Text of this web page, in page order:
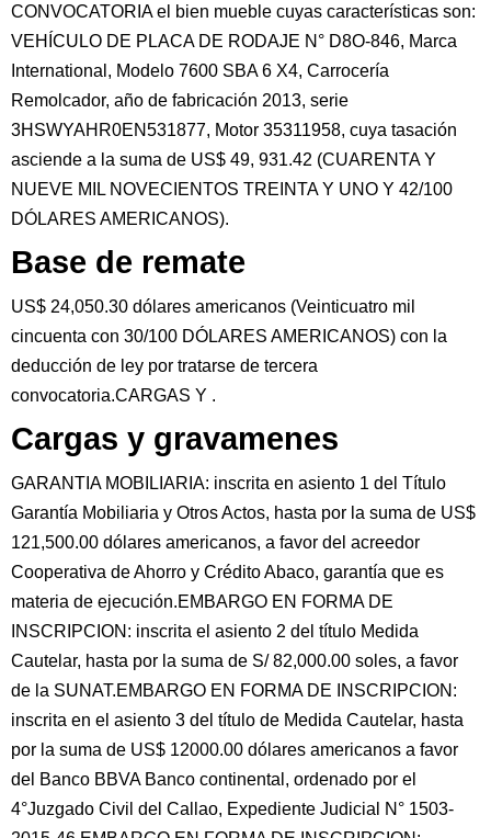
CONVOCATORIA el bien mueble cuyas características son:
VEHÍCULO DE PLACA DE RODAJE N° D8O-846, Marca
International, Modelo 7600 SBA 6 X4, Carrocería
Remolcador, año de fabricación 2013, serie
3HSWYAHR0EN531877, Motor 35311958, cuya tasación
asciende a la suma de US$ 49, 931.42 (CUARENTA Y
NUEVE MIL NOVECIENTOS TREINTA Y UNO Y 42/100
DÓLARES AMERICANOS).
Base de remate
US$ 24,050.30 dólares americanos (Veinticuatro mil
cincuenta con 30/100 DÓLARES AMERICANOS) con la
deducción de ley por tratarse de tercera
convocatoria.CARGAS Y .
Cargas y gravamenes
GARANTIA MOBILIARIA: inscrita en asiento 1 del Título
Garantía Mobiliaria y Otros Actos, hasta por la suma de US$
121,500.00 dólares americanos, a favor del acreedor
Cooperativa de Ahorro y Crédito Abaco, garantía que es
materia de ejecución.EMBARGO EN FORMA DE
INSCRIPCION: inscrita el asiento 2 del título Medida
Cautelar, hasta por la suma de S/ 82,000.00 soles, a favor
de la SUNAT.EMBARGO EN FORMA DE INSCRIPCION:
inscrita en el asiento 3 del título de Medida Cautelar, hasta
por la suma de US$ 12000.00 dólares americanos a favor
del Banco BBVA Banco continental, ordenado por el
4°Juzgado Civil del Callao, Expediente Judicial N° 1503-